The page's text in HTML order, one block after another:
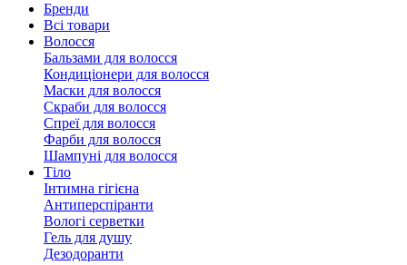
Бренди
Всі товари
Волосся
Бальзами для волосся
Кондиціонери для волосся
Маски для волосся
Скраби для волосся
Спреї для волосся
Фарби для волосся
Шампуні для волосся
Тіло
Інтимна гігієна
Антиперспіранти
Вологі серветки
Гель для душу
Дезодоранти